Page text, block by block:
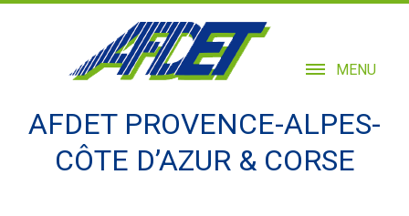
MENU
AFDET PROVENCE-ALPES-
CÔTE D’AZUR & CORSE